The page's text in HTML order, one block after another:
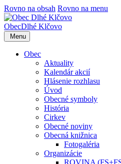
Rovno na obsah Rovno na menu
ObecDlhé Klčovo
Menu
Obec
Aktuality
Kalendár akcií
Hlásenie rozhlasu
Úvod
Obecné symboly
História
Cirkev
Obecné noviny
Obecná knižnica
Fotogaléria
Organizácie
ROVINA